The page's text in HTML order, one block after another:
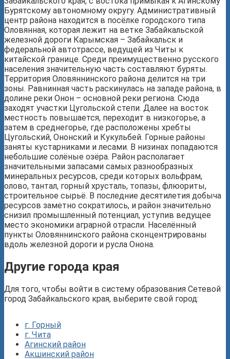
Бурятскому автономному округу. Административный
центр района находится в посёлке городского типа
Оловянная, которая лежит на ветке Забайкальской
железной дороги Карымская – Забайкальск и
федеральной автотрассе, ведущей из Читы к
китайской границе. Среди преимущественно русского
населения значительную часть составляют буряты.
Территория Оловяннинского района делится на три
зоны. Равнинная часть раскинулась на западе района, в
долине реки Онон – основной реки региона. Сюда
заходят участки Цугольской степи. Далее на восток
местность повышается, переходит в низкогорье, а
затем в среднегорье, где расположены хребты
Цугольский, Ононский и Кукульбей. Горные районы
заняты кустарниками и лесами. В низинах попадаются
небольшие солёные озёра. Район располагает
значительными запасами самых разнообразных
минеральных ресурсов, среди которых вольфрам,
олово, тантал, горный хрусталь, топазы, флюориты,
строительное сырьё. В последние десятилетия добыча
ресурсов заметно сократилось, и район значительно
снизил промышленный потенциал, уступив ведущее
место экономики аграрной отрасли. Населённый
пункты Оловяннинского района сконцентрированы
вдоль железной дороги и русла Онона.
Другие города края
Для того, чтобы войти в систему образования Сетевой
город Забайкальского края, выберите свой город:
г. Горный
г. Чита
Агинский район
Акшинский район